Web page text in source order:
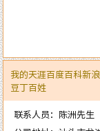
我的天涯百度百科新
豆丁百姓
联系人员：陈洲先生